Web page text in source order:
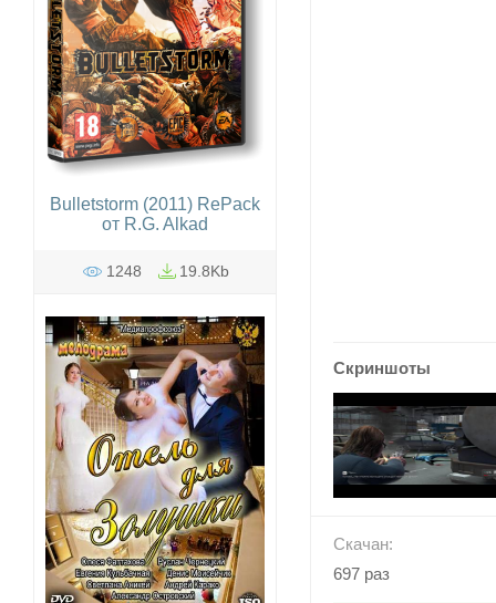
Скриншоты
Скачан:
697 раз
Bulletstorm (2011) RePack
от R.G. Alkad
1248 19.8Kb